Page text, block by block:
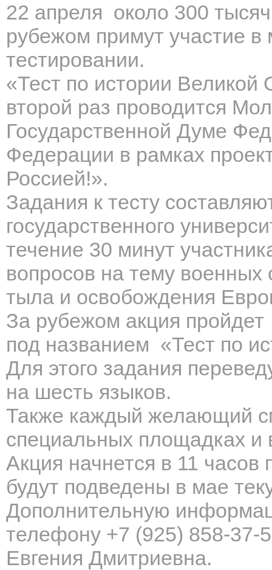
22 апреля около 300
рубежом примут участие
тестировании.
«Тест по истории
второй раз проводится
Государственной Думе
Федерации в рамках
Россией!».
Задания к тесту
государственного
течение 30 минут
вопросов на тему военных
тыла и освобождения
За рубежом акция
под названием «Тест по
Для этого задания
на шесть языков.
Также каждый желающий
специальных площадках и
Акция начнется в 11
будут подведены в мае
Дополнительную
телефону +7 (925) 858-37-
Евгения Дмитриевна.